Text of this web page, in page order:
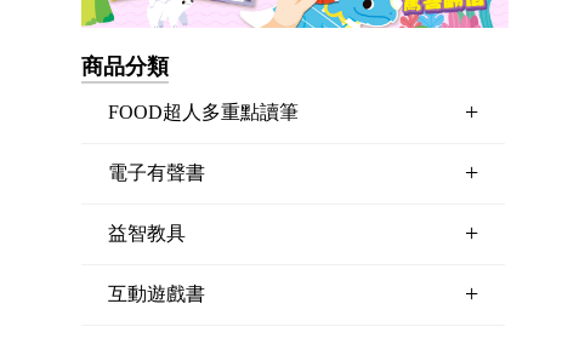
商品分類
FOOD超人多重點讀筆 +
電子有聲書 +
益智教具 +
互動遊戲書 +